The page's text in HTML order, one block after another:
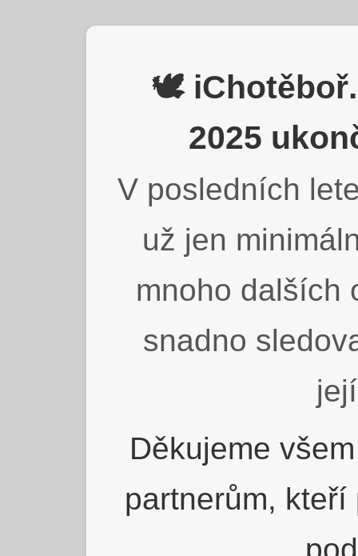
🕊️
2025
V posledních
už jen
mnoho dalších
snadno
Děkujeme
partnerům,